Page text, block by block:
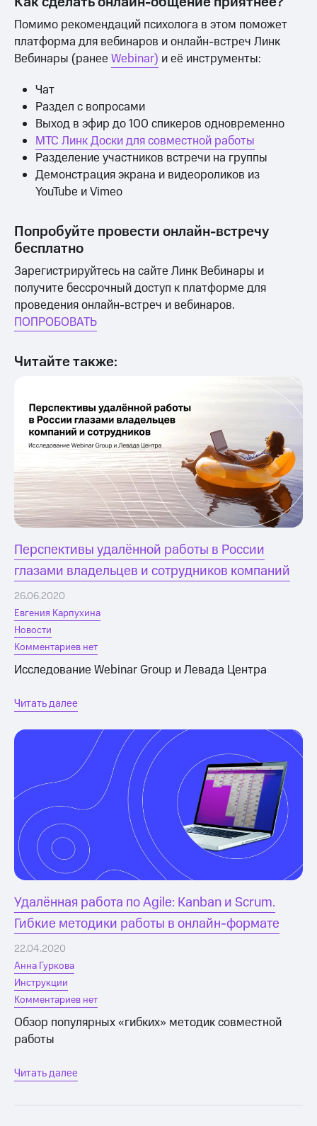
Помимо рекомендаций психолога в этом поможет
платформа для вебинаров и онлайн-встреч Линк
Вебинары (ранее Webinar) и её инструменты:
Чат
Раздел с вопросами
Выход в эфир до 100 спикеров одновременно
МТС Линк Доски для совместной работы
Разделение участников встречи на группы
Демонстрация экрана и видеороликов из
YouTube и Vimeo
Попробуйте провести онлайн-встречу
бесплатно
Зарегистрируйтесь на сайте Линк Вебинары и
получите бессрочный доступ к платформе для
проведения онлайн-встреч и вебинаров.
ПОПРОБОВАТЬ
Читайте также:
Перспективы удалённой работы в России
глазами владельцев и сотрудников компаний
26.06.2020
Евгения Карпухина
Новости
Комментариев нет
Исследование Webinar Group и Левада Центра
Читать далее
Удалённая работа по Agile: Kanban и Scrum.
Гибкие методики работы в онлайн-формате
22.04.2020
Анна Гуркова
Инструкции
Комментариев нет
Обзор популярных «гибких» методик совместной
работы
Читать далее